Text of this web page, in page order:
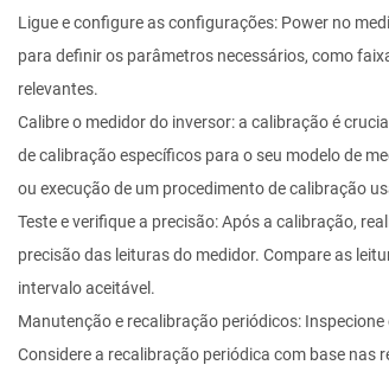
Ligue e configure as configurações: Power no
para definir os parâmetros necessários, como
relevantes.
Calibre o medidor do inversor: a calibração é
de calibração específicos para o seu modelo de
ou execução de um procedimento de calibração
Teste e verifique a precisão: Após a calibração,
precisão das leituras do medidor. Compare as
intervalo aceitável.
Manutenção e recalibração periódicos:
Considere a recalibração periódica com base